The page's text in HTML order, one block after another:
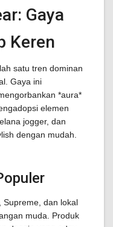
Gaya
Keren
satu tren dominan
Gaya ini
*aura*
elemen
jogger, dan
dengan mudah.
Supreme, dan lokal
muda. Produk